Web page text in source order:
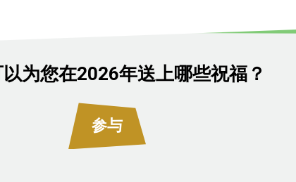
为您在2026年送上哪些祝福？
参与